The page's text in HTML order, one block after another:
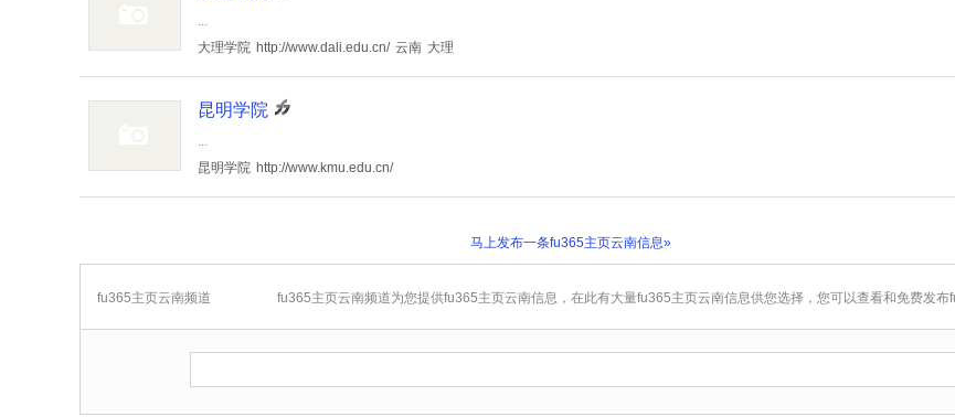
...
大理学院 http://www.dali.edu.cn/ 云南 大理
昆明学院
...
昆明学院 http://www.kmu.edu.cn/
马上发布一条fu365主页云南信息»
fu365主页云南频道 fu365主页云南频道为您提供fu365主页云南信息，在此有大量fu365主页云南信息供您选择，您可以查看和免费发布